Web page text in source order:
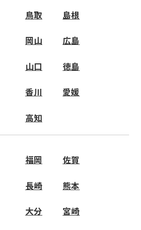
鳥取 島根
岡山 広島
山口 徳島
香川 愛媛
高知
福岡 佐賀
長崎 熊本
大分 宮崎